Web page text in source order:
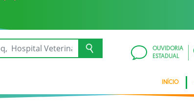
OUVIDORIA
ESTADUAL
INÍCIO